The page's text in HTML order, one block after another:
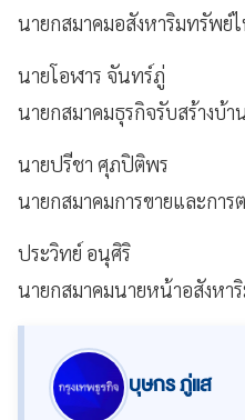
นายกสมาคมอสังหาริมทรัพย์
นายโอฬาร จันทร์ภู่
นายกสมาคมธุรกิจรับสร้างบ้า
นายปรีชา ศุภปิติพร
นายกสมาคมการขายและการ
ประวิทย์ อนุศิริ
นายกสมาคมนายหน้าอสังหา
บุษกร ภู่แส